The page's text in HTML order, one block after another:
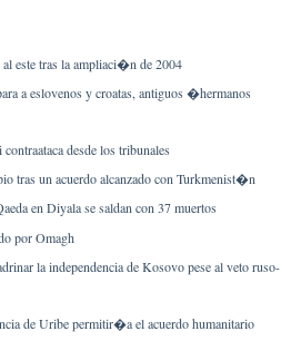
al este tras la ampliaci�n de 2004
a eslovenos y croatas, antiguos �hermanos
desde los tribunales
tras un acuerdo alcanzado con Turkmenist�n
en Diyala se saldan con 37 muertos
por Omagh
la independencia de Kosovo pese al veto ruso-
de Uribe permitir�a el acuerdo humanitario